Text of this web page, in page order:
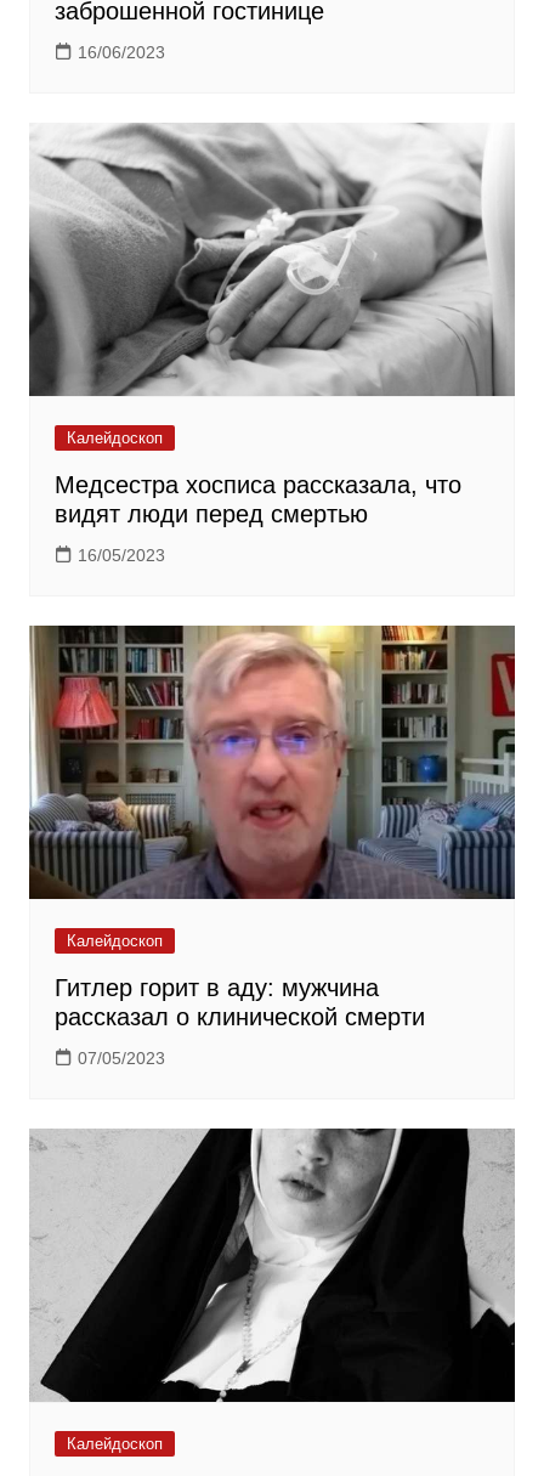
заброшенной гостинице
16/06/2023
Калейдоскоп
Медсестра хосписа рассказала, что
видят люди перед смертью
16/05/2023
Калейдоскоп
Гитлер горит в аду: мужчина
рассказал о клинической смерти
07/05/2023
Калейдоскоп